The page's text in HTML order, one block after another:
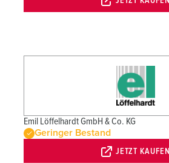
Emil Löffelhardt GmbH & Co. KG
Geringer Bestand
JETZT KAUFEN